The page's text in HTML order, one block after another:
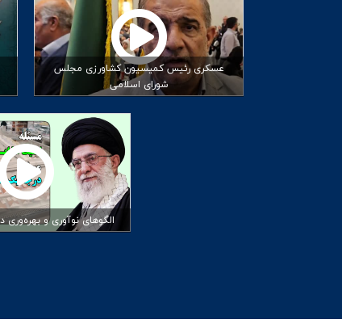
عسکری رئیس کمیسیون کشاورزی مجلس
شورای اسلامی
الگوهای نوآوری و بهره‌وری